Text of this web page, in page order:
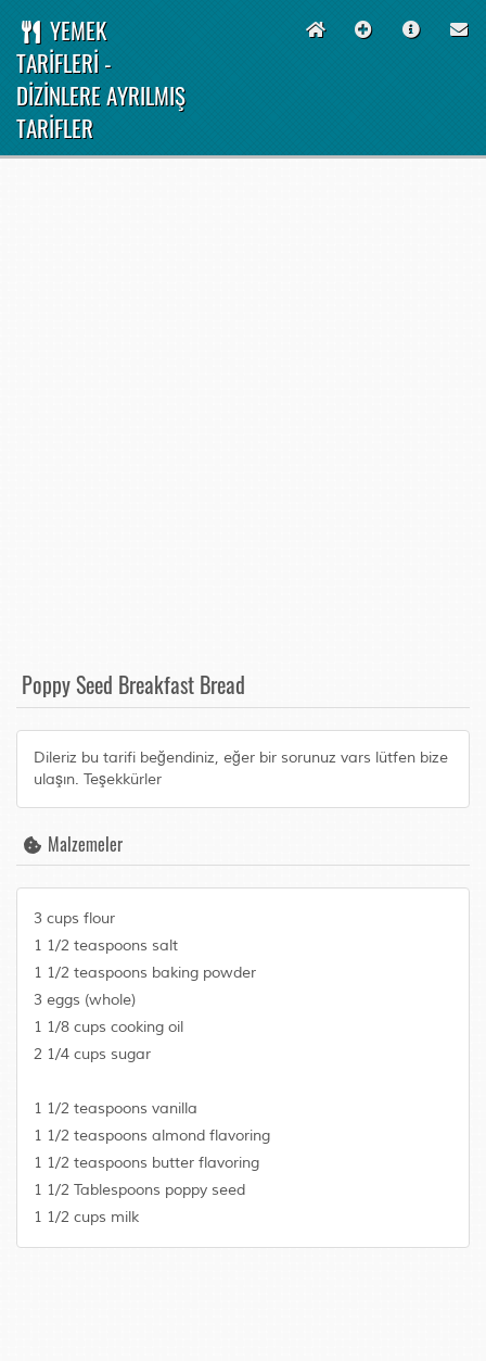
YEMEK
TARİFLERİ -
DİZİNLERE AYRILMIŞ
TARİFLER
Poppy Seed Breakfast Bread
Dileriz bu tarifi beğendiniz, eğer bir sorunuz vars lütfen bize
ulaşın. Teşekkürler
Malzemeler
3 cups flour
1 1/2 teaspoons salt
1 1/2 teaspoons baking powder
3 eggs (whole)
1 1/8 cups cooking oil
2 1/4 cups sugar
1 1/2 teaspoons vanilla
1 1/2 teaspoons almond flavoring
1 1/2 teaspoons butter flavoring
1 1/2 Tablespoons poppy seed
1 1/2 cups milk